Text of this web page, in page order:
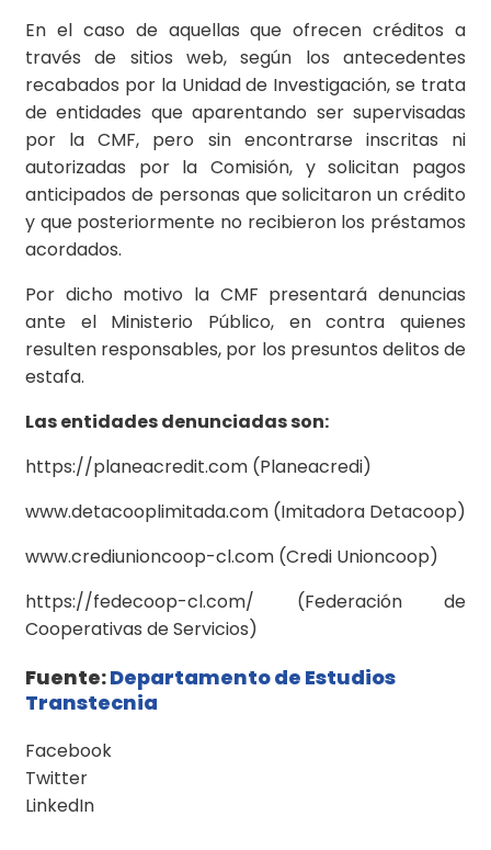
En el caso de aquellas que ofrecen créditos a
través de sitios web, según los antecedentes
recabados por la Unidad de Investigación, se trata
de entidades que aparentando ser supervisadas
por la CMF, pero sin encontrarse inscritas ni
autorizadas por la Comisión, y solicitan pagos
anticipados de personas que solicitaron un crédito
y que posteriormente no recibieron los préstamos
acordados.
Por dicho motivo la CMF presentará denuncias
ante el Ministerio Público, en contra quienes
resulten responsables, por los presuntos delitos de
estafa.
Las entidades denunciadas son:
https://planeacredit.com (Planeacredi)
www.detacooplimitada.com (Imitadora Detacoop)
www.crediunioncoop-cl.com (Credi Unioncoop)
https://fedecoop-cl.com/ (Federación de
Cooperativas de Servicios)
Fuente:Departamento de Estudios
Transtecnia
Facebook
Twitter
LinkedIn